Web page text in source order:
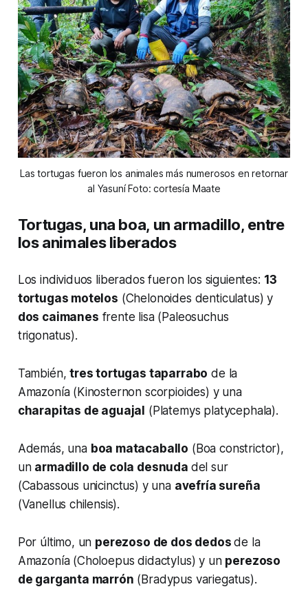
Las tortugas fueron los animales más numerosos en retornar
al Yasuní Foto: cortesía Maate
Tortugas, una boa, un armadillo, entre
los animales liberados
Los individuos liberados fueron los siguientes: 13
tortugas motelos (Chelonoides denticulatus) y
dos caimanes frente lisa (Paleosuchus
trigonatus).
También,tres tortugas taparrabo de la
Amazonía (Kinosternon scorpioides) y una
charapitas de aguajal (Platemys platycephala).
Además, una boa matacaballo (Boa constrictor),
un armadillo de cola desnuda del sur
(Cabassous unicinctus) y una avefría sureña
(Vanellus chilensis).
Por último, un perezoso de dos dedosde la
Amazonía (Choloepus didactylus) y un perezoso
de garganta marrón (Bradypus variegatus).